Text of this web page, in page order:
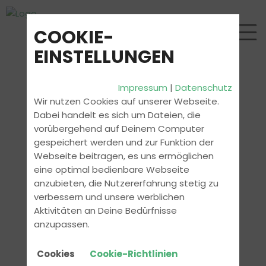
COOKIE-
EINSTELLUNGEN
Impressum |Datenschutz
Wir nutzen Cookies auf unserer Webseite.
Dabei handelt es sich um Dateien, die
vorübergehend auf Deinem Computer
gespeichert werden und zur Funktion der
Webseite beitragen, es uns ermöglichen
eine optimal bedienbare Webseite
anzubieten, die Nutzererfahrung stetig zu
verbessern und unsere werblichen
Aktivitäten an Deine Bedürfnisse
anzupassen.
Cookies Cookie-Richtlinien